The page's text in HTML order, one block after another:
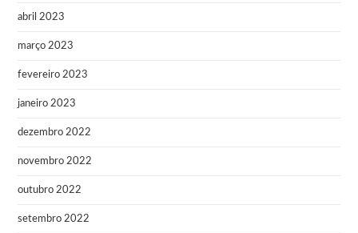
abril 2023
março 2023
fevereiro 2023
janeiro 2023
dezembro 2022
novembro 2022
outubro 2022
setembro 2022